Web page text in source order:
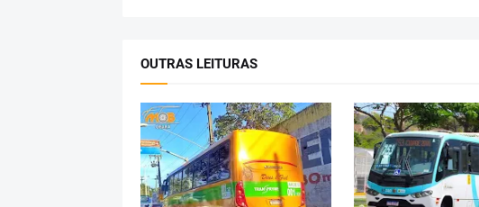
OUTRAS LEITURAS